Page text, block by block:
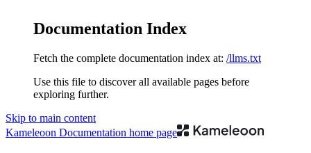
Documentation Index
Fetch the complete documentation index at: /llms.txt
Use this file to discover all available pages before
exploring further.
Skip to main content
Kameleoon Documentation home page